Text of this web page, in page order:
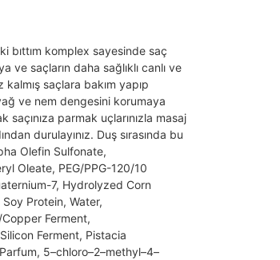
bıttım komplex sayesinde saç
ve saçların daha sağlıklı canlı ve
kalmış saçlara bakım yapıp
ve nem dengesini korumaya
saçınıza parmak uçlarınızla masaj
durulayınız. Duş sırasında bu
Olefin Sulfonate,
Oleate, PEG/PPG-120/10
7, Hydrolyzed Corn
Protein, Water,
Ferment,
Ferment, Pistacia
5–chloro–2–methyl–4–